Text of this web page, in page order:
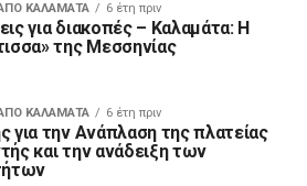
ΚΑΛΑΜΑΤΑ 6 έτη πριν
για διακοπές – Καλαμάτα: Η
της Μεσσηνίας
ΚΑΛΑΜΑΤΑ 6 έτη πριν
για την Ανάπλαση της πλατείας
και την ανάδειξη των